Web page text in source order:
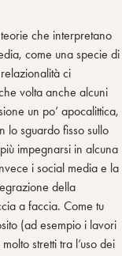
che interpretano
come una specie di
ci
volta anche alcuni
un po’ apocalittica,
lo sguardo fisso sullo
impegnarsi in alcuna
i social media e la
della
a faccia. Come tu
(ad esempio i lavori
stretti tra l’uso dei